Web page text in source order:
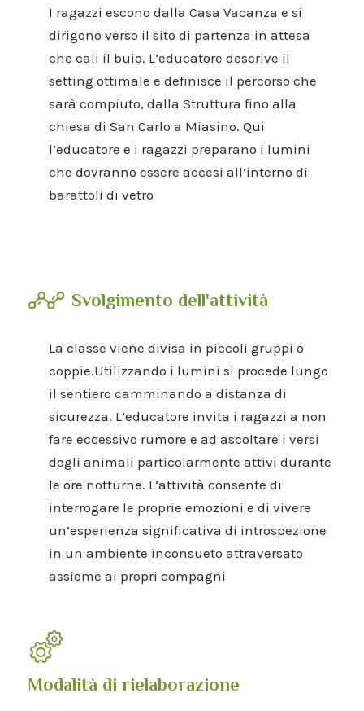
I ragazzi escono dalla Casa Vacanza e si
dirigono verso il sito di partenza in attesa
che cali il buio. L’educatore descrive il
setting ottimale e definisce il percorso che
sarà compiuto, dalla Struttura fino alla
chiesa di San Carlo a Miasino. Qui
l’educatore e i ragazzi preparano i lumini
che dovranno essere accesi all’interno di
barattoli di vetro
Svolgimento dell'attività
La classe viene divisa in piccoli gruppi o
coppie.Utilizzando i lumini si procede lungo
il sentiero camminando a distanza di
sicurezza. L’educatore invita i ragazzi a non
fare eccessivo rumore e ad ascoltare i versi
degli animali particolarmente attivi durante
le ore notturne. L’attività consente di
interrogare le proprie emozioni e di vivere
un’esperienza significativa di introspezione
in un ambiente inconsueto attraversato
assieme ai propri compagni
Modalità di rielaborazione